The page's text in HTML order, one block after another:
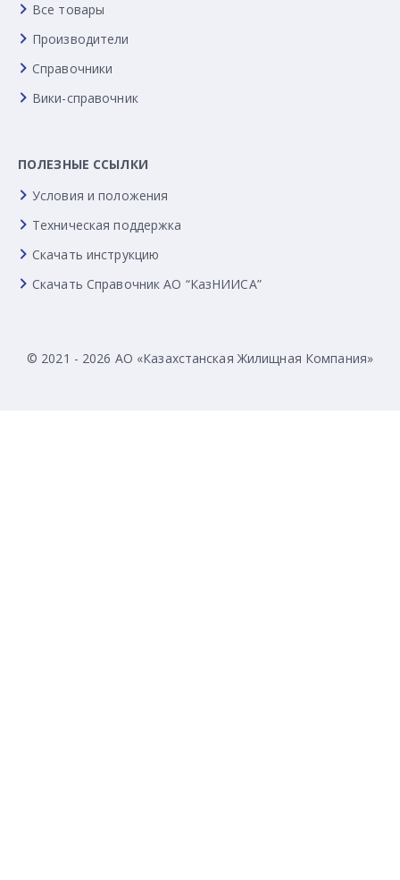
Все товары
Производители
Справочники
Вики-справочник
ПОЛЕЗНЫЕ ССЫЛКИ
Условия и положения
Техническая поддержка
Скачать инструкцию
Скачать Справочник АО “КазНИИСА”
© 2021 - 2026 АО «Казахстанская Жилищная Компания»